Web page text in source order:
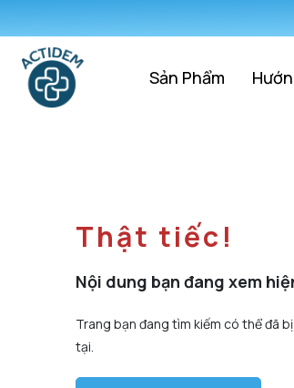
Sản Phẩm
Thật tiếc!
Nội dung bạn đang xem
Trang bạn đang tìm kiếm có thể đã
tại.